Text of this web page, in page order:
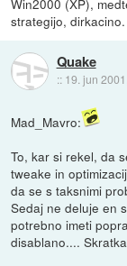
Win2000 (XP),
strategijo,
Quake
:: 19. jun
Mad_Mavro:
To, kar si rekel, da
tweake in
da se s taksnimi
Sedaj ne deluje en
potrebno imeti
disablano....